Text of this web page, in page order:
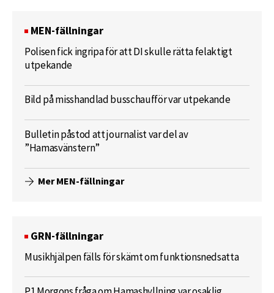
MEN-fällningar
Polisen fick ingripa för att DI skulle rätta felaktigt
utpekande
Bild på misshandlad busschaufför var utpekande
Bulletin påstod att journalist var del av
”Hamasvänstern”
Mer MEN-fällningar
GRN-fällningar
Musikhjälpen fälls för skämt om funktionsnedsatta